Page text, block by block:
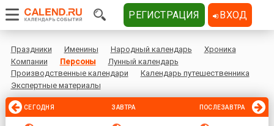
Праздники Именины Народный календарь
Хроника
Компании
Персоны
Лунный календарь
Производственные календари
Календарь путешественника
Экспертные материалы
СЕГОДНЯ ЗАВТРА ПОСЛЕЗАВТРА
РЕГИСТРАЦИЯ ВХОД